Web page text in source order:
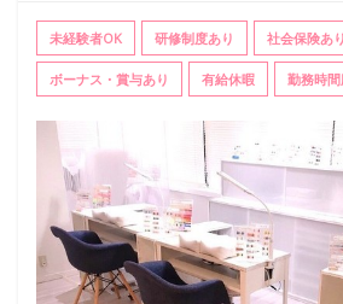
未経験者OK 研修制度あり 社会保険あり
ボーナス・賞与あり 有給休暇 勤務時